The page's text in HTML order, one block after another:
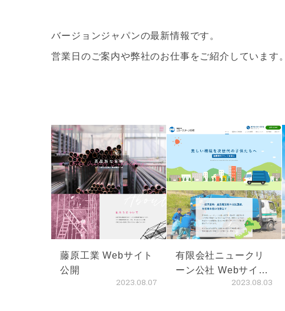
バージョンジャパンの最新情報です。
営業日のご案内や弊社のお仕事をご紹介しています。
藤原工業 Webサイト
公開
2023.08.07
有限会社ニュークリ
ーン公社 Webサイト
2023.08.03